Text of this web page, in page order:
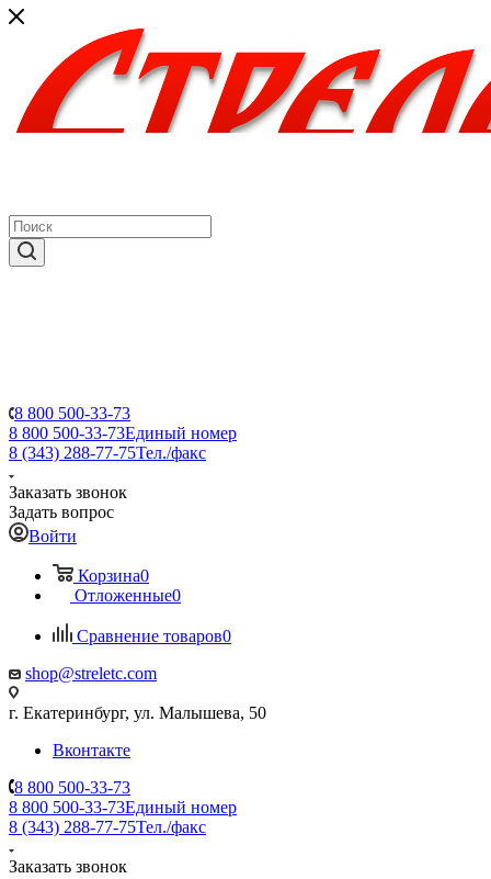
8 800 500-33-73
8 800 500-33-73Единый номер
8 (343) 288-77-75Тел./факс
Заказать звонок
Задать вопрос
Войти
Корзина0
Отложенные0
Сравнение товаров0
shop@streletc.com
г. Екатеринбург, ул. Малышева, 50
Вконтакте
8 800 500-33-73
8 800 500-33-73Единый номер
8 (343) 288-77-75Тел./факс
Заказать звонок